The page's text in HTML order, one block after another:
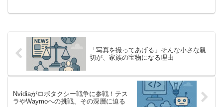
「写真を撮ってあげる」そんな小さな親
切が、家族の宝物になる理由
Nvidiaがロボタクシー戦争に参戦！テス
ラやWaymoへの挑戦、その深層に迫る